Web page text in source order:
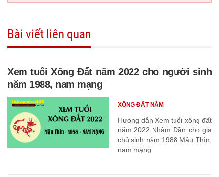
Bài viết liên quan
Xem tuổi Xông Đất năm 2022 cho người sinh
năm 1988, nam mạng
Hướng dẫn Xem tuổi xông đất
năm 2022 Nhâm Dần cho gia
chủ sinh năm 1988 Mậu Thìn,
nam mạng.
XÔNG ĐẤT NĂM